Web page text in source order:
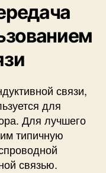
связи,
для
Для лучшего
типичную
связью.